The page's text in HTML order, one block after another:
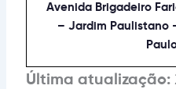
Avenida Brigadeiro
– Jardim Paulistano
Última atualização: